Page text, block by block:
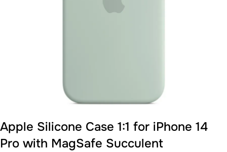
Apple Silicone Case 1:1 for iPhone 14
Pro with MagSafe Succulent